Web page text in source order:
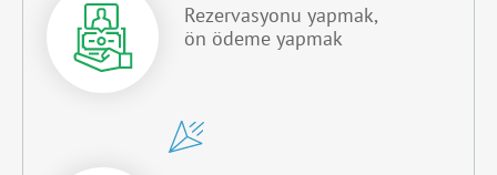
Rezervasyonu yapmak,
ön ödeme yapmak